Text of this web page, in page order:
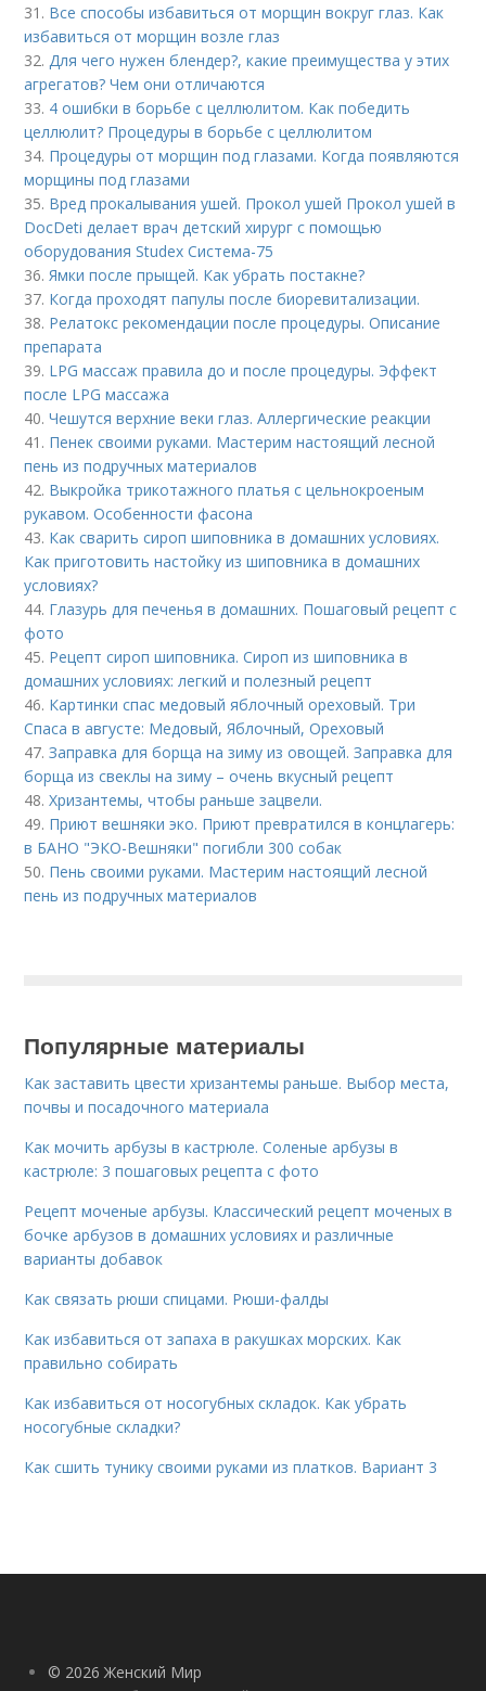
31. Все способы избавиться от морщин вокруг глаз. Как
избавиться от морщин возле глаз
32.Для чего нужен блендер?, какие преимущества у этих
агрегатов? Чем они отличаются
33. 4 ошибки в борьбе с целлюлитом. Как победить
целлюлит? Процедуры в борьбе с целлюлитом
34. Процедуры от морщин под глазами. Когда появляются
морщины под глазами
35. Вред прокалывания ушей. Прокол ушей Прокол ушей в
DocDeti делает врач детский хирург с помощью
оборудования Studex Система-75
36.Ямки после прыщей. Как убрать постакне?
37. Когда проходят папулы после биоревитализации.
38. Релатокс рекомендации после процедуры. Описание
препарата
39. LPG массаж правила до и после процедуры. Эффект
после LPG массажа
40.Чешутся верхние веки глаз. Аллергические реакции
41. Пенек своими руками. Мастерим настоящий лесной
пень из подручных материалов
42. Выкройка трикотажного платья с цельнокроеным
рукавом. Особенности фасона
43. Как сварить сироп шиповника в домашних условиях.
Как приготовить настойку из шиповника в домашних
условиях?
44. Глазурь для печенья в домашних. Пошаговый рецепт с
фото
45. Рецепт сироп шиповника. Сироп из шиповника в
домашних условиях: легкий и полезный рецепт
46. Картинки спас медовый яблочный ореховый. Три
Спаса в августе: Медовый, Яблочный, Ореховый
47.Заправка для борща на зиму из овощей. Заправка для
борща из свеклы на зиму – очень вкусный рецепт
48.Хризантемы, чтобы раньше зацвели.
49. Приют вешняки эко. Приют превратился в концлагерь:
в БАНО "ЭКО-Вешняки" погибли 300 собак
50. Пень своими руками. Мастерим настоящий лесной
пень из подручных материалов
Популярные материалы
Как заставить цвести хризантемы раньше. Выбор места,
почвы и посадочного материала
Как мочить арбузы в кастрюле. Соленые арбузы в
кастрюле: 3 пошаговых рецепта с фото
Рецепт моченые арбузы. Классический рецепт моченых в
бочке арбузов в домашних условиях и различные
варианты добавок
Как связать рюши спицами. Рюши-фалды
Как избавиться от запаха в ракушках морских. Как
правильно собирать
Как избавиться от носогубных складок. Как убрать
носогубные складки?
Как сшить тунику своими руками из платков. Вариант 3
© 2026 Женский Мир